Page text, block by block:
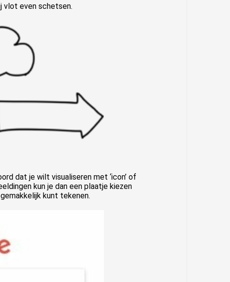
vlot even schetsen.
dat je wilt visualiseren met ‘icon’ of
kun je dan een plaatje kiezen
kunt tekenen.